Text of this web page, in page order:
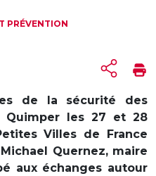
PRÉVENTION
de la sécurité des
Quimper les 27 et 28
Villes de France
Quernez, maire
aux échanges autour